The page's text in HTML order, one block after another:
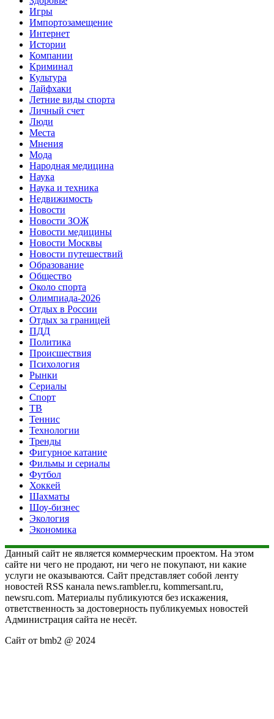
Игры
Импортозамещение
Интернет
Истории
Компании
Криминал
Культура
Лайфхаки
Летние виды спорта
Личный счет
Люди
Места
Мнения
Мода
Народная медицина
Наука
Наука и техника
Недвижимость
Новости
Новости ЗОЖ
Новости медицины
Новости Москвы
Новости путешествий
Образование
Общество
Около спорта
Олимпиада-2026
Отдых в России
Отдых за границей
ПДД
Политика
Происшествия
Психология
Рынки
Сериалы
Спорт
ТВ
Теннис
Технологии
Тренды
Фигурное катание
Фильмы и сериалы
Футбол
Хоккей
Шахматы
Шоу-бизнес
Экология
Экономика
Данный сайт не является коммерческим проектом. На этом
сайте ни чего не продают, ни чего не покупают, ни какие
услуги не оказываются. Сайт представляет собой ленту
новостей RSS канала news.rambler.ru, kommersant.ru,
newsru.com. Материалы публикуются без искажения,
ответственность за достоверность публикуемых новостей
Администрация сайта не несёт.
Сайт от bmb2 @ 2024